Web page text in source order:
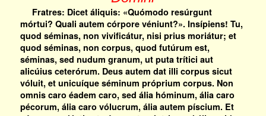
Fratres: Dicet áliquis: «Quómodo resúrgunt
mórtui? Quali autem córpore véniunt?». Insípiens! Tu,
quod séminas, non vivificátur, nisi prius moriátur; et
quod séminas, non corpus, quod futúrum est,
séminas, sed nudum granum, ut puta trítici aut
alicúius ceterórum. Deus autem dat illi corpus sicut
vóluit, et unicuíque séminum próprium corpus. Non
omnis caro éadem caro, sed ália hóminum, ália caro
pécorum, ália caro vólucrum, ália autem píscium. Et